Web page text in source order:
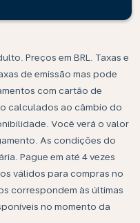
Preços em BRL. Taxas e
de emissão mas pode
com cartão de
calculados ao câmbio do
Você verá o valor
As condições do
Pague em até 4 vezes
válidos para compras no
correspondem às últimas
no momento da